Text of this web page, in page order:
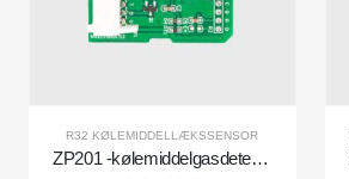
R32 KØLEMIDDELLÆKSSENSOR
ZP201 -kølemiddelgasdetektionsmodul | Højfølsomhed R32 lækagesensor
Tech Zone, Zhengzhou